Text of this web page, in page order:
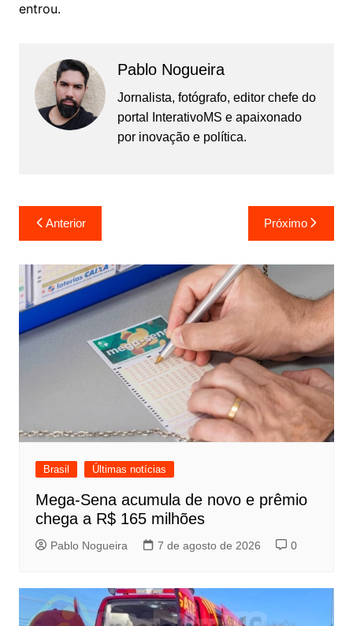
entrou.
Pablo Nogueira
Jornalista, fotógrafo, editor chefe do
portal InterativoMS e apaixonado
por inovação e política.
Navegação
de
Post
Anterior Próximo
Brasil Últimas notícias
Mega-Sena acumula de novo e prêmio
chega a R$ 165 milhões
Pablo Nogueira 7 de agosto de 2026 0